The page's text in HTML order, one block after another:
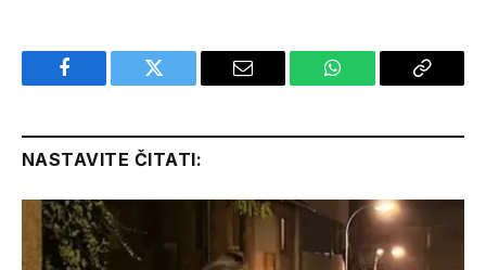
Facebook Twitter Email WhatsApp Copy
NASTAVITE ČITATI: